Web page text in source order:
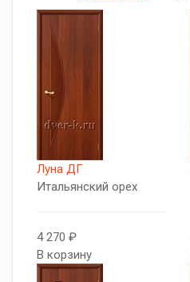
Луна ДГ
Итальянский орех
4 270 ₽
В корзину